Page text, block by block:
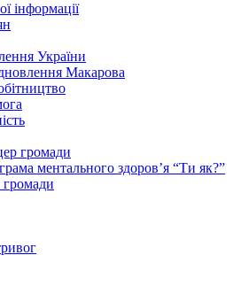
інформації
України
Макарова
громади
ментального здоров’я “Ти як?”
громади